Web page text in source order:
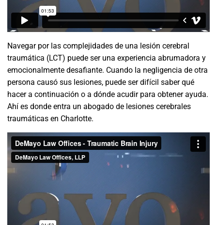
Navegar por las complejidades de una lesión cerebral
traumática (LCT) puede ser una experiencia abrumadora y
emocionalmente desafiante. Cuando la negligencia de otra
persona causó sus lesiones, puede ser difícil saber qué
hacer a continuación o a dónde acudir para obtener ayuda.
Ahí es donde entra un abogado de lesiones cerebrales
traumáticas en Charlotte.